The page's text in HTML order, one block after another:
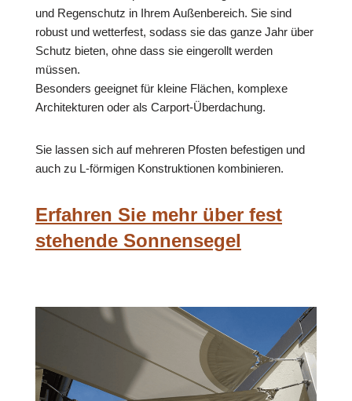
und Regenschutz in Ihrem Außenbereich. Sie sind
robust und wetterfest, sodass sie das ganze Jahr über
Schutz bieten, ohne dass sie eingerollt werden
müssen.
Besonders geeignet für kleine Flächen, komplexe
Architekturen oder als Carport-Überdachung.
Sie lassen sich auf mehreren Pfosten befestigen und
auch zu L-förmigen Konstruktionen kombinieren.
Erfahren Sie mehr über fest
stehende Sonnensegel